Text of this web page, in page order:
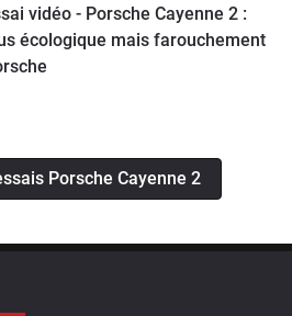
vidéo - Porsche Cayenne 2 :
écologique mais farouchement
Porsche Cayenne 2